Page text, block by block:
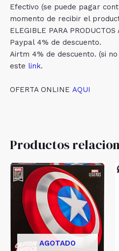
Efectivo (se puede pagar
momento de recibir el
ELEGIBLE PARA PRODUCTOS
Paypal 4% de descuento.
Airtm 4% de descuento. (si
este link.
OFERTA ONLINE AQUI
Productos
AGOTADO